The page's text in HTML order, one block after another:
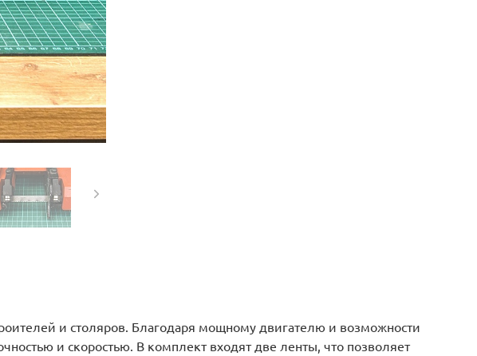
и столяров. Благодаря мощному двигателю и возможности
и скоростью. В комплект входят две ленты, что позволяет